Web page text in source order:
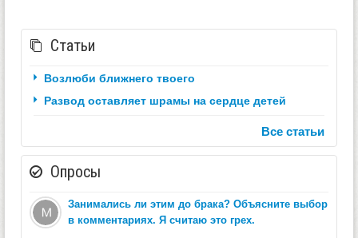
Статьи
Возлюби ближнего твоего
Развод оставляет шрамы на сердце детей
Все статьи
Опросы
Занимались ли этим до брака? Объясните выбор
в комментариях. Я считаю это грех.